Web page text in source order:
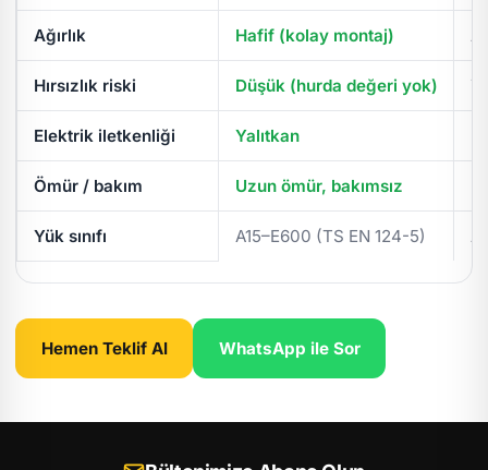
Ağırlık Hafif (kolay montaj)
Hırsızlık riski Düşük (hurda değeri yok)
Elektrik iletkenliği Yalıtkan
Ömür / bakım Uzun ömür, bakımsız
Yük sınıfı A15–E600 (TS EN 124-5)
Hemen Teklif Al WhatsApp ile Sor